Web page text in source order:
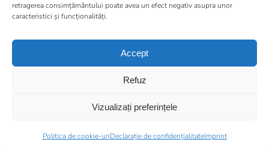
retragerea consimțământului poate avea un efect negativ asupra unor
caracteristici și funcționalități.
Accept
Refuz
Vizualizați preferințele
Politica de cookie-uriDeclarație de confidențialitateImprint
Toate drepturile rezervate 2023 © laserOstop SARL
Mentioni legale|Declarație de confidențialitate|Politica de Cookie-uri
Avertizare
laserOstop este prezent și în